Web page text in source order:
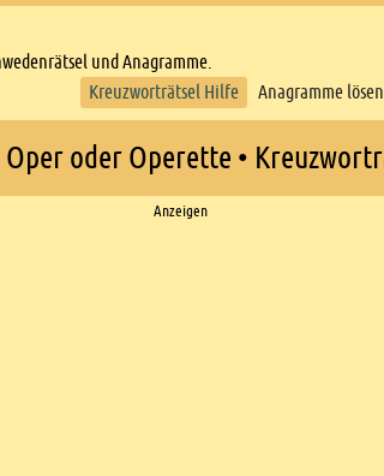
und Anagramme.
Kreuzworträtsel Hilfe
Anagramme lösen
oder Operette •
Anzeigen